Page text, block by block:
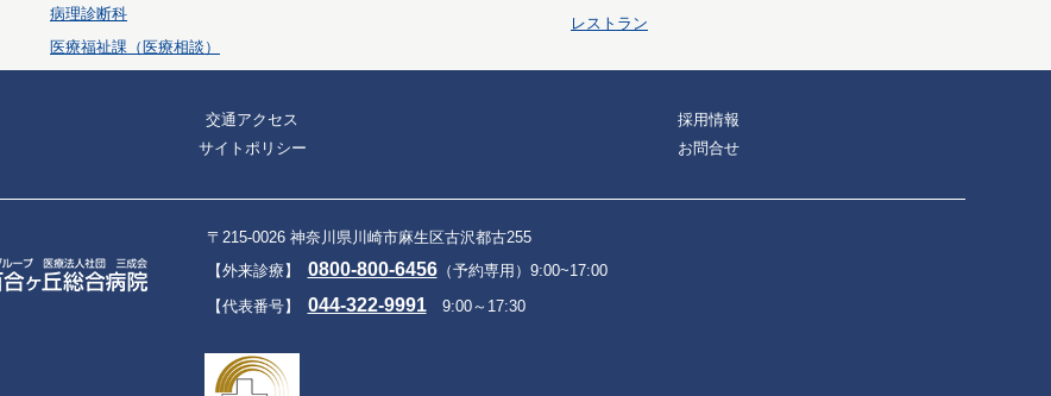
病理診断科
医療福祉課（医療相談）
レストラン
交通アクセス
採用情報
サイトポリシー お問合せ
〒215-0026 神奈川県川崎市麻生区古沢都古255
【外来診療】 0800-800-6456（予約専用）9:00~17:00
【代表番号】 044-322-99919:00～17:30